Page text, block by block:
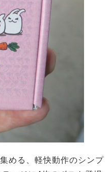
める、軽快動作のシンプ